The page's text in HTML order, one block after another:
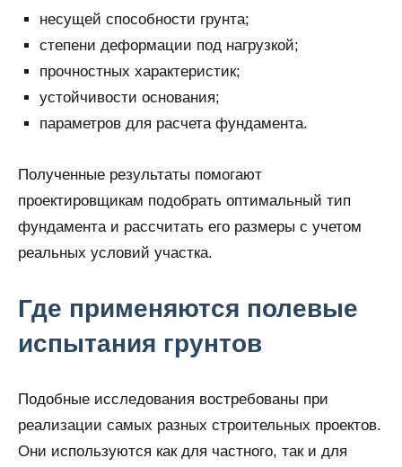
несущей способности грунта;
степени деформации под нагрузкой;
прочностных характеристик;
устойчивости основания;
параметров для расчета фундамента.
Полученные результаты помогают
проектировщикам подобрать оптимальный тип
фундамента и рассчитать его размеры с учетом
реальных условий участка.
Где применяются полевые
испытания грунтов
Подобные исследования востребованы при
реализации самых разных строительных проектов.
Они используются как для частного, так и для